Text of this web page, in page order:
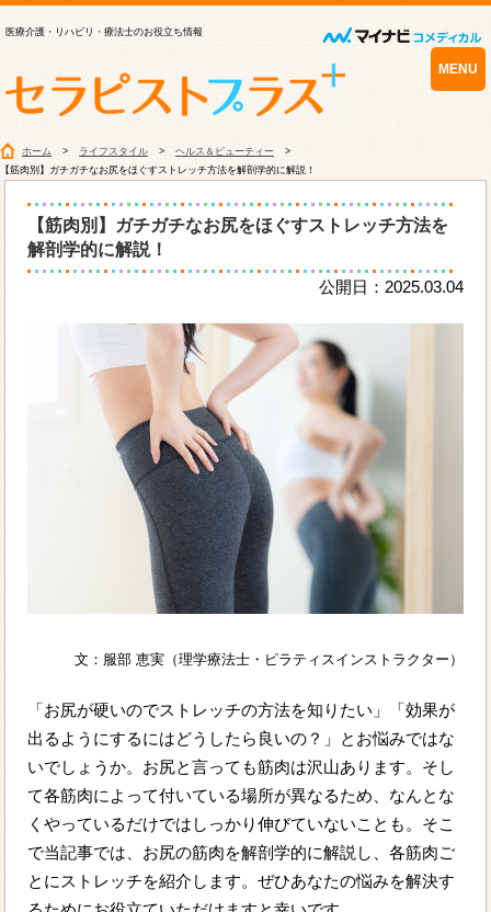
医療介護・リハビリ・療法士のお役立ち情報
MENU
ホーム ライフスタイル
ヘルス＆ビューティー
【筋肉別】ガチガチなお尻をほぐすストレッチ方法を解剖学的に解説！
【筋肉別】ガチガチなお尻をほぐすストレッチ方法を
解剖学的に解説！
公開日：2025.03.04
文：服部 恵実（理学療法士・ピラティスインストラクター）
「お尻が硬いのでストレッチの方法を知りたい」「効果が
出るようにするにはどうしたら良いの？」とお悩みではな
いでしょうか。お尻と言っても筋肉は沢山あります。そし
て各筋肉によって付いている場所が異なるため、なんとな
くやっているだけではしっかり伸びていないことも。そこ
で当記事では、お尻の筋肉を解剖学的に解説し、各筋肉ご
とにストレッチを紹介します。ぜひあなたの悩みを解決す